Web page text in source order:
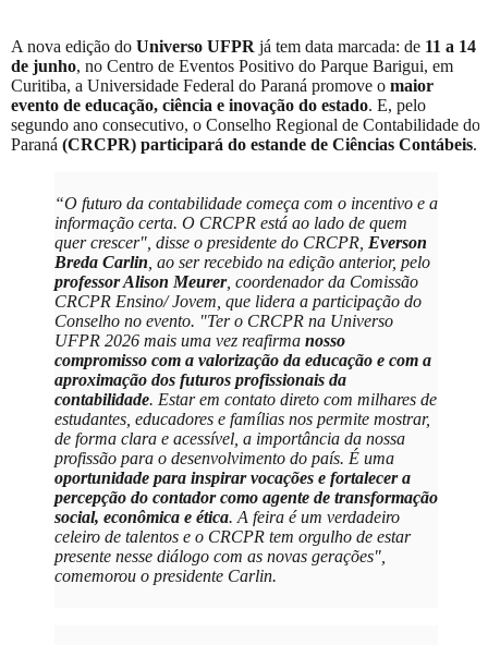
A nova edição do Universo UFPR já tem data marcada: de 11 a 14
de junho, no Centro de Eventos Positivo do Parque Barigui, em
Curitiba, a Universidade Federal do Paraná promove o maior
evento de educação, ciência e inovação do estado. E, pelo
segundo ano consecutivo, o Conselho Regional de Contabilidade do
Paraná (CRCPR) participará do estande de Ciências Contábeis.
“O futuro da contabilidade começa com o incentivo e a
informação certa. O CRCPR está ao lado de quem
quer crescer", disse o presidente do CRCPR, Everson
Breda Carlin , ao ser recebido na edição anterior, pelo
professor Alison Meurer, coordenador da Comissão
CRCPR Ensino/ Jovem, que lidera a participação do
Conselho no evento. "Ter o CRCPR na Universo
UFPR 2026 mais uma vez reafirma nosso
compromisso com a valorização da educação e com a
aproximação dos futuros profissionais da
contabilidade. Estar em contato direto com milhares de
estudantes, educadores e famílias nos permite mostrar,
de forma clara e acessível, a importância da nossa
profissão para o desenvolvimento do país. É uma
oportunidade para inspirar vocações e fortalecer a
percepção do contador como agente de transformação
social, econômica e ética. A feira é um verdadeiro
celeiro de talentos e o CRCPR tem orgulho de estar
presente nesse diálogo com as novas gerações",
comemorou o presidente Carlin.